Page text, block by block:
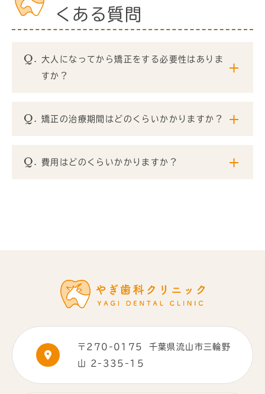
くある質問
大人になってから矯正をする必要性はありま
すか？
矯正の治療期間はどのくらいかかりますか？
費用はどのくらいかかりますか？
〒270-0175
千葉県流山市三輪野
山 2-335-15